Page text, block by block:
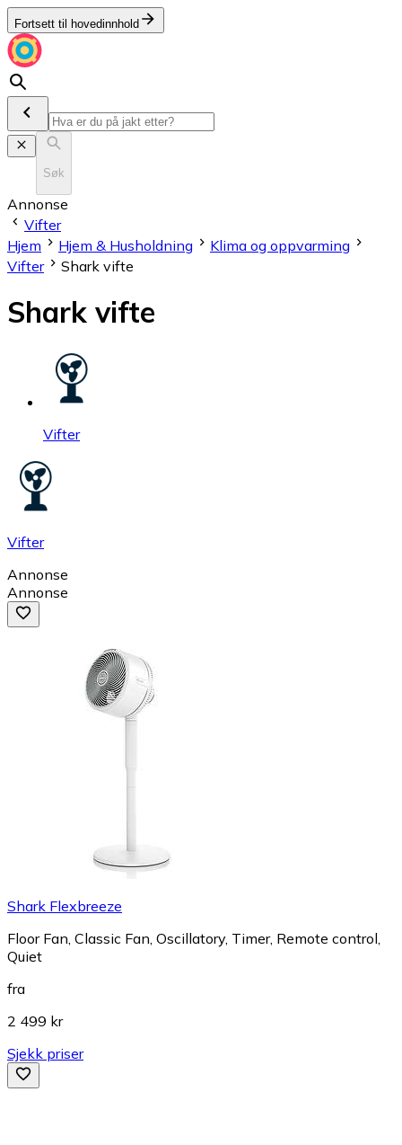
Fortsett til hovedinnhold
Søk
Annonse
Vifter
Hjem
Hjem & Husholdning
Klima og oppvarming
Vifter
Shark vifte
Shark vifte
Vifter
Vifter
Annonse
Annonse
Shark Flexbreeze
Floor Fan, Classic Fan, Oscillatory, Timer, Remote control,
Quiet
fra
2 499 kr
Sjekk priser